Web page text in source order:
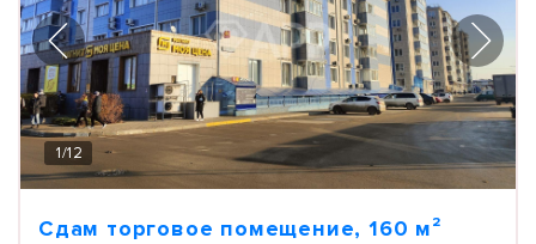
1/12
Сдам торговое помещение, 160 м²